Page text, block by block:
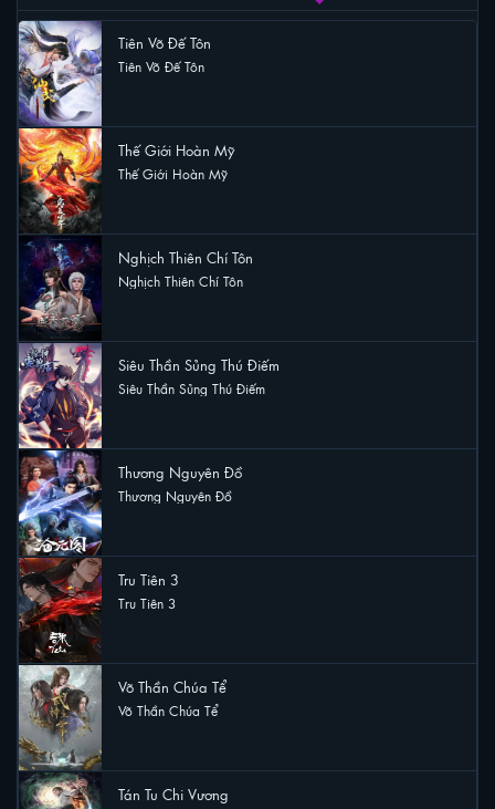
Tiên Võ Đế Tôn
Tiên Võ Đế Tôn
Thế Giới Hoàn Mỹ
Thế Giới Hoàn Mỹ
Nghịch Thiên Chí Tôn
Nghịch Thiên Chí Tôn
Siêu Thần Sủng Thú Điếm
Siêu Thần Sủng Thú Điếm
Thương Nguyên Đồ
Thương Nguyên Đồ
Tru Tiên 3
Tru Tiên 3
Võ Thần Chúa Tể
Võ Thần Chúa Tể
Tán Tu Chi Vương